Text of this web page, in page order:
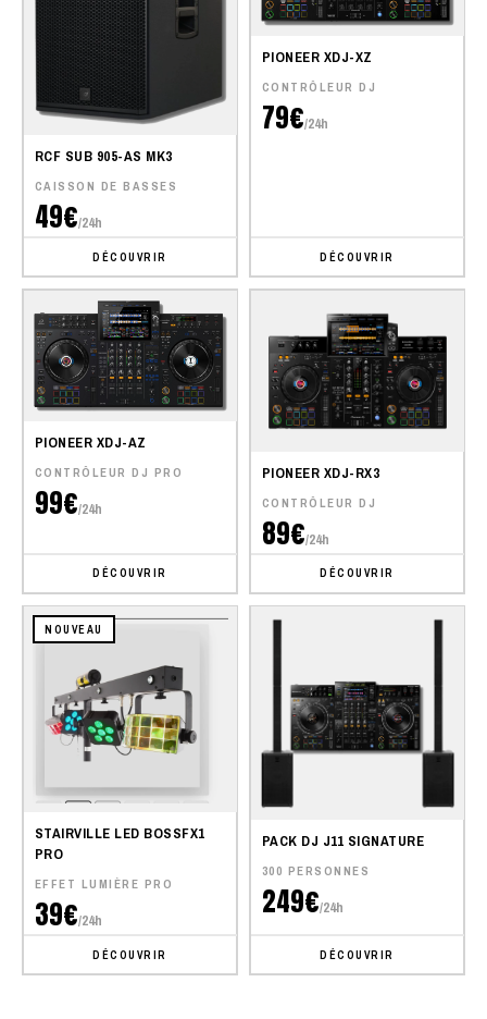
RCF SUB 905-AS MK3
CAISSON DE BASSES
49€/24h
DÉCOUVRIR
PIONEER XDJ-XZ
CONTRÔLEUR DJ
79€/24h
DÉCOUVRIR
PIONEER XDJ-AZ
CONTRÔLEUR DJ PRO
99€/24h
DÉCOUVRIR
PIONEER XDJ-RX3
CONTRÔLEUR DJ
89€/24h
DÉCOUVRIR
NOUVEAU
STAIRVILLE LED BOSSFX1
PRO
EFFET LUMIÈRE PRO
39€/24h
DÉCOUVRIR
PACK DJ J11 SIGNATURE
300 PERSONNES
249€/24h
DÉCOUVRIR